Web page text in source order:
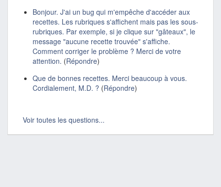
Bonjour. J'ai un bug qui m'empêche d'accéder aux
recettes. Les rubriques s'affichent mais pas les sous-
rubriques. Par exemple, si je clique sur "gâteaux", le
message "aucune recette trouvée" s'affiche.
Comment corriger le problème ? Merci de votre
attention. (Répondre)
Que de bonnes recettes. Merci beaucoup à vous.
Cordialement, M.D. ? (Répondre)
Voir toutes les questions...